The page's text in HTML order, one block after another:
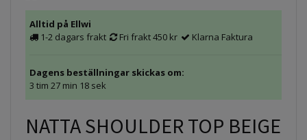
Alltid på Ellwi
1-2 dagars frakt
Fri frakt 450 kr Klarna Faktura
Dagens beställningar skickas om:
3 tim 27 min 18 sek
NATTA SHOULDER TOP BEIGE